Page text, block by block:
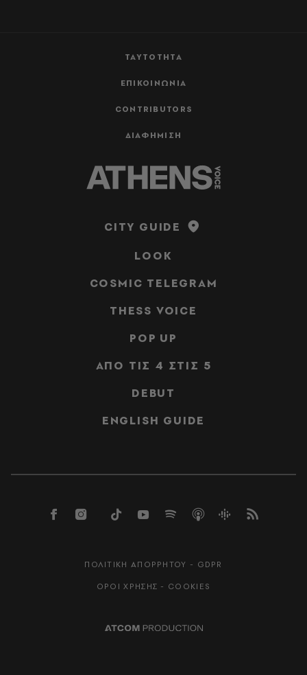
ΤΑΥΤΟΤΗΤΑ
ΕΠΙΚΟΙΝΩΝΙΑ
CONTRIBUTORS
ΔΙΑΦΗΜΙΣΗ
CITY GUIDE
LOOK
COSMIC TELEGRAM
THESS VOICE
POP UP
ΑΠΟ ΤΙΣ 4 ΣΤΙΣ 5
DEBUT
ENGLISH GUIDE
ΠΟΛΙΤΙΚΗ ΑΠΟΡΡΗΤΟΥ - GDPR
ΟΡΟΙ ΧΡΗΣΗΣ - COOKIES